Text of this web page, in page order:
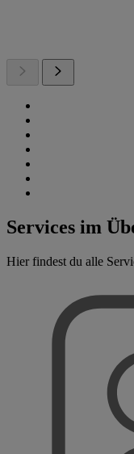
Services im
Hier findest du alle